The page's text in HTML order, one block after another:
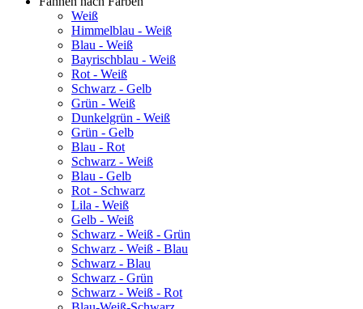
Weiß
Himmelblau - Weiß
Blau - Weiß
Bayrischblau - Weiß
Rot - Weiß
Schwarz - Gelb
Grün - Weiß
Dunkelgrün - Weiß
Grün - Gelb
Blau - Rot
Schwarz - Weiß
Blau - Gelb
Rot - Schwarz
Lila - Weiß
Gelb - Weiß
Schwarz - Weiß - Grün
Schwarz - Weiß - Blau
Schwarz - Blau
Schwarz - Grün
Schwarz - Weiß - Rot